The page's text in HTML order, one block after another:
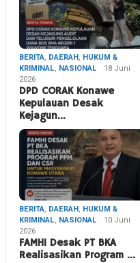
BERITA, DAERAH, HUKUM &
KRIMINAL, NASIONAL
18 Juni
2026
DPD CORAK Konawe
Kepulauan Desak
Kejagun…
BERITA, DAERAH, HUKUM &
KRIMINAL, NASIONAL
10 Juni
2026
FAMHI Desak PT BKA
Realisasikan Program …